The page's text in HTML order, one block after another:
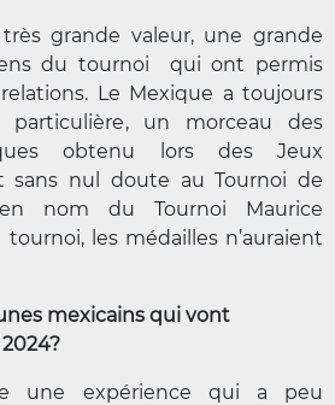
grande valeur, une grande
du tournoi qui ont permis
Le Mexique a toujours
un morceau des
obtenu lors des Jeux
sans nul doute au Tournoi de
nom du Tournoi Maurice
tournoi, les médailles n’auraient
mexicains qui vont
une expérience qui a peu